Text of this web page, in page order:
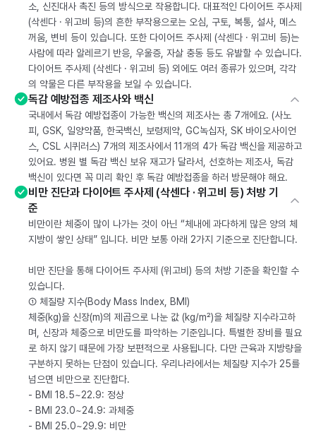
소, 신진대사 촉진 등의 방식으로 작용합니다. 대표적인 다이어트 주사제
(삭센다 · 위고비 등)의 흔한 부작용으로는 오심, 구토, 복통, 설사, 메스
꺼움, 변비 등이 있습니다. 또한 다이어트 주사제 (삭센다 · 위고비 등)는
사람에 따라 알레르기 반응, 우울증, 자살 충동 등도 유발할 수 있습니다.
다이어트 주사제 (삭센다 · 위고비 등) 외에도 여러 종류가 있으며, 각각
의 약물은 다른 부작용을 보일 수 있습니다.
독감 예방접종 제조사와 백신
국내에서 독감 예방접종이 가능한 백신의 제조사는 총 7개에요. (사노
피, GSK, 일양약품, 한국백신, 보령제약, GC녹십자, SK 바이오사이언
스, CSL 시퀴러스) 7개의 제조사에서 11개의 4가 독감 백신을 제공하고
있어요. 병원 별 독감 백신 보유 재고가 달라서, 선호하는 제조사, 독감
백신이 있다면 꼭 미리 확인 후 독감 예방접종을 하러 방문해야 해요.
비만 진단과 다이어트 주사제 (삭센다 · 위고비 등) 처방 기
준
비만이란 체중이 많이 나가는 것이 아닌 “체내에 과다하게 많은 양의 체
지방이 쌓인 상태” 입니다. 비만 보통 아래 2가지 기준으로 진단합니다.
비만 진단을 통해 다이어트 주사제 (위고비) 등의 처방 기준을 확인할 수
있습니다.
① 체질량 지수(Body Mass Index, BMI)
체중(kg)을 신장(m)의 제곱으로 나눈 값 (kg/m²)을 체질량 지수라고하
며, 신장과 체중으로 비만도를 파악하는 기준입니다. 특별한 장비를 필요
로 하지 않기 때문에 가장 보편적으로 사용됩니다. 다만 근육과 지방량을
구분하지 못하는 단점이 있습니다. 우리나라에서는 체질량 지수가 25를
넘으면 비만으로 진단합다.
- BMI 18.5~22.9: 정상
- BMI 23.0~24.9: 과체중
- BMI 25.0~29.9: 비만